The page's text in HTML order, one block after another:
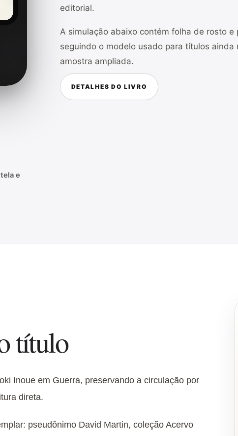
e
editorial.
A simulação abaixo contém folha de rosto e
seguindo o modelo usado para títulos ainda
amostra ampliada.
DETALHES DO LIVRO
título
Inoue em Guerra, preservando a circulação por
direta.
pseudônimo David Martin, coleção Acervo